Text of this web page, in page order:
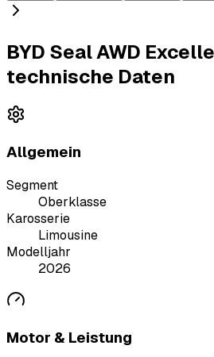
BYD Seal AWD
technische Daten
Allgemein
Segment
Oberklasse
Karosserie
Limousine
Modelljahr
2026
Motor & Leistung